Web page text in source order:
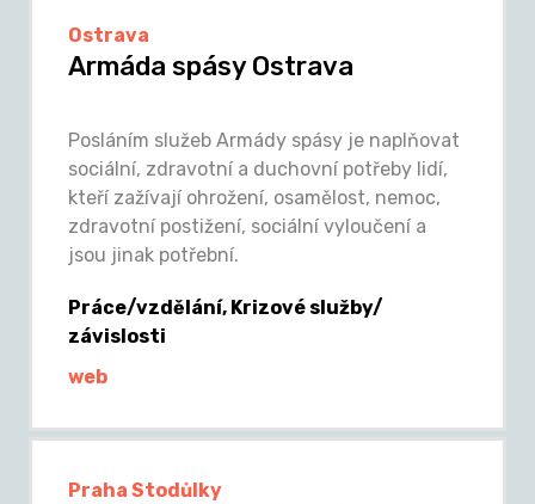
Ostrava
Armáda spásy Ostrava
Posláním služeb Armády spásy je naplňovat
sociální, zdravotní a duchovní potřeby lidí,
kteří zažívají ohrožení, osamělost, nemoc,
zdravotní postižení, sociální vyloučení a
jsou jinak potřební.
Práce/vzdělání, Krizové služby/
závislosti
web
Praha Stodůlky